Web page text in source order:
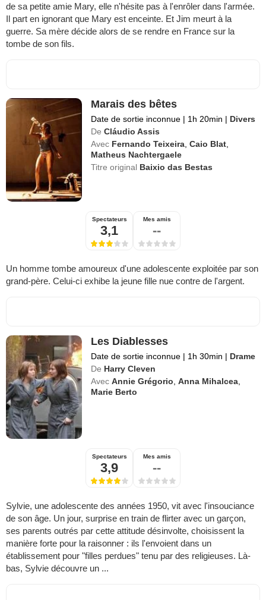
de sa petite amie Mary, elle n'hésite pas à l'enrôler dans l'armée.
Il part en ignorant que Mary est enceinte. Et Jim meurt à la
guerre. Sa mère décide alors de se rendre en France sur la
tombe de son fils.
Marais des bêtes
Date de sortie inconnue | 1h 20min | Divers
De Cláudio Assis
Avec Fernando Teixeira ,Caio Blat
Matheus Nachtergaele
Titre original Baixio das Bestas
Spectateurs
3,1
Mes amis
--
Un homme tombe amoureux d'une adolescente exploitée par son
grand-père. Celui-ci exhibe la jeune fille nue contre de l'argent.
Les Diablesses
Date de sortie inconnue | 1h 30min | Drame
De Harry Cleven
Avec Annie Grégorio ,Anna Mihalcea
Marie Berto
Spectateurs
3,9
Mes amis
--
Sylvie, une adolescente des années 1950, vit avec l'insouciance
de son âge. Un jour, surprise en train de flirter avec un garçon,
ses parents outrés par cette attitude désinvolte, choisissent la
manière forte pour la raisonner : ils l'envoient dans un
établissement pour "filles perdues" tenu par des religieuses. Là-
bas, Sylvie découvre un ...